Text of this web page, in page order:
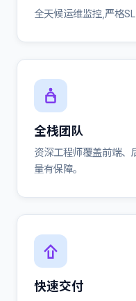
全天候运维监控,严格
全栈团队
资深工程师覆盖前端、
量有保障。
快速交付